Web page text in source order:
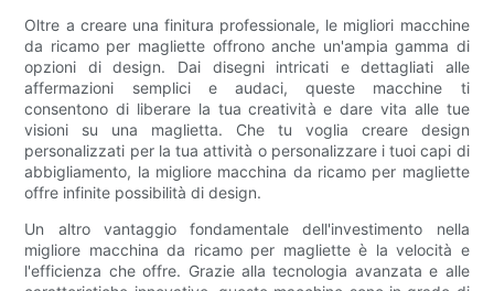
Oltre a creare una finitura professionale, le migliori macchine
da ricamo per magliette offrono anche un'ampia gamma di
opzioni di design. Dai disegni intricati e dettagliati alle
affermazioni semplici e audaci, queste macchine ti
consentono di liberare la tua creatività e dare vita alle tue
visioni su una maglietta. Che tu voglia creare design
personalizzati per la tua attività o personalizzare i tuoi capi di
abbigliamento, la migliore macchina da ricamo per magliette
offre infinite possibilità di design.
Un altro vantaggio fondamentale dell'investimento nella
migliore macchina da ricamo per magliette è la velocità e
l'efficienza che offre. Grazie alla tecnologia avanzata e alle